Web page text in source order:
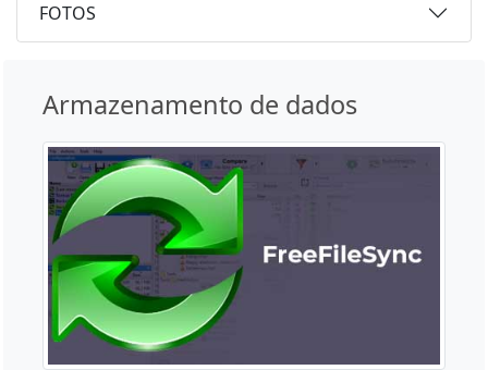
FOTOS
Armazenamento de dados